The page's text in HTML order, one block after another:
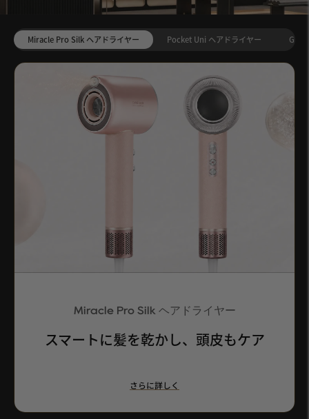
Miracle Pro Silk ヘアドライヤー Pocket Uni ヘアドライヤー
Miracle Pro Silk ヘアドライヤー
スマートに髪を乾かし、頭皮もケア
さらに詳しく